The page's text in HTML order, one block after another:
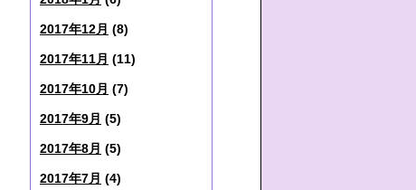
2017年12月 (8)
2017年11月 (11)
2017年10月 (7)
2017年9月 (5)
2017年8月 (5)
2017年7月 (4)